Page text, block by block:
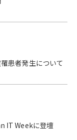
患者発生について
IT Weekに登壇